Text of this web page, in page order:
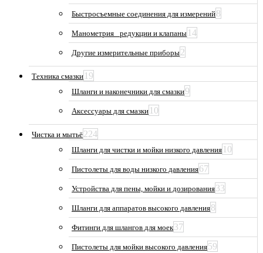
Быстросъемные соединения для измерений8
Манометрия_ редукции и клапаны 14
Другие измерительные приборы2
Техника смазки 19
Шланги и наконечники для смазки9
Аксессуары для смазки 10
Чистка и мытьё224
Шланги для чистки и мойки низкого давления 10
Пистолеты для воды низкого давления67
Устройства для пены, мойки и дозирования33
Шланги для аппаратов высокого давления8
Фитинги для шлангов для моек37
Пистолеты для мойки высокого давления59